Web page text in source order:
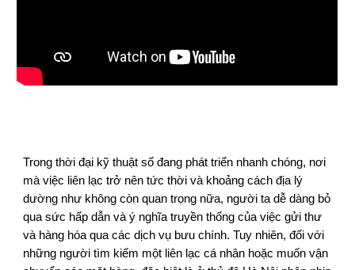
Trong thời đại kỹ thuật số đang phát triển nhanh chóng, nơi
mà việc liên lạc trở nên tức thời và khoảng cách địa lý
dường như không còn quan trọng nữa, người ta dễ dàng bỏ
qua sức hấp dẫn và ý nghĩa truyền thống của việc gửi thư
và hàng hóa qua các dịch vụ bưu chính. Tuy nhiên, đối với
những người tìm kiếm một liên lạc cá nhân hoặc muốn vận